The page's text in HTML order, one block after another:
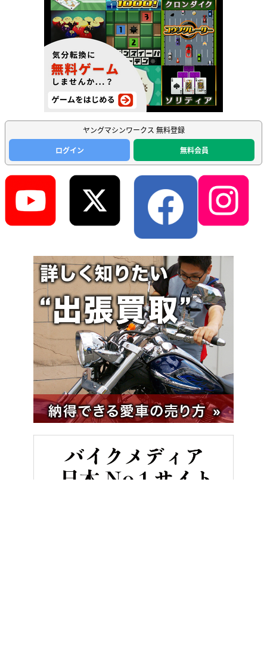
ヤングマシンワークス 無料登録
ログイン
無料会員